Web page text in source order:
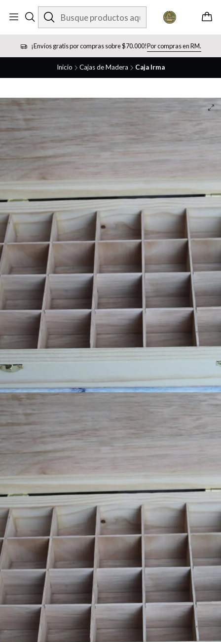
¡Envíos gratis por compras sobre $70.000!Por compras en RM.
Inicio Cajas de Madera Caja Irma